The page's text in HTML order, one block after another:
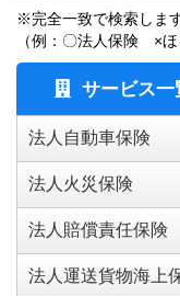
※完全一致で検索します
（例：〇法人保険 ×ほ
サービス一
法人自動車保険
法人火災保険
法人賠償責任保険
法人運送貨物海上